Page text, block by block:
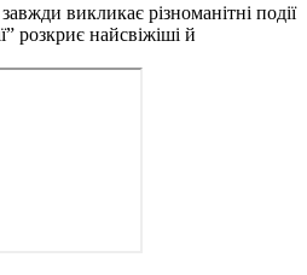
викликає різноманітні події
розкриє найсвіжіші й